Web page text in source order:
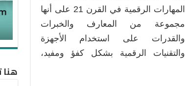
المهارات الرقمية في القرن 21 على أنها
مجموعة من المعارف والخبرات
والقدرات على استخدام الأجهزة
والتقنيات الرقمية بشكل كفؤ ومفيد،
هنا